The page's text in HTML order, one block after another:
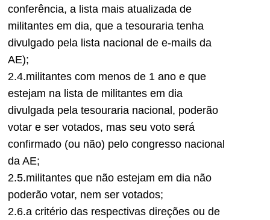
conferência, a lista mais atualizada de
militantes em dia, que a tesouraria tenha
divulgado pela lista nacional de e-mails da
AE);
2.4.militantes com menos de 1 ano e que
estejam na lista de militantes em dia
divulgada pela tesouraria nacional, poderão
votar e ser votados, mas seu voto será
confirmado (ou não) pelo congresso nacional
da AE;
2.5.militantes que não estejam em dia não
poderão votar, nem ser votados;
2.6.a critério das respectivas direções ou de